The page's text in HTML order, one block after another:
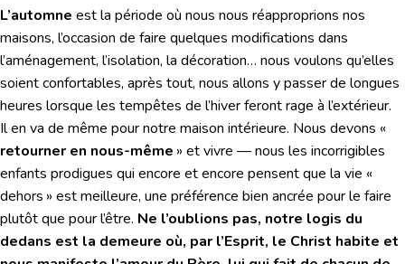
L’automne est la période où nous nous réapproprions nos
maisons, l’occasion de faire quelques modifications dans
l’aménagement, l’isolation, la décoration… nous voulons qu’elles
soient confortables, après tout, nous allons y passer de longues
heures lorsque les tempêtes de l’hiver feront rage à l’extérieur.
Il en va de même pour notre maison intérieure. Nous devons «
retourner en nous-même » et vivre — nous les incorrigibles
enfants prodigues qui encore et encore pensent que la vie «
dehors » est meilleure, une préférence bien ancrée pour le faire
plutôt que pour l’être. Ne l’oublions pas, notre logis du
dedans est la demeure où, par l’Esprit, le Christ habite et